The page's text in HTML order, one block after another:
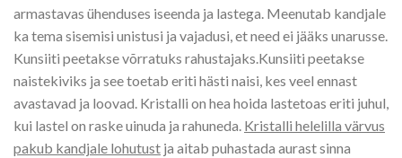
armastavas ühenduses iseenda ja lastega. Meenutab kandjale
ka tema sisemisi unistusi ja vajadusi, et need ei jääks unarusse.
Kunsiiti peetakse võrratuks rahustajaks.Kunsiiti peetakse
naistekiviks ja see toetab eriti hästi naisi, kes veel ennast
avastavad ja loovad. Kristalli on hea hoida lastetoas eriti juhul,
kui lastel on raske uinuda ja rahuneda. Kristalli helelilla värvus
pakub kandjale lohutust ja aitab puhastada aurast sinna